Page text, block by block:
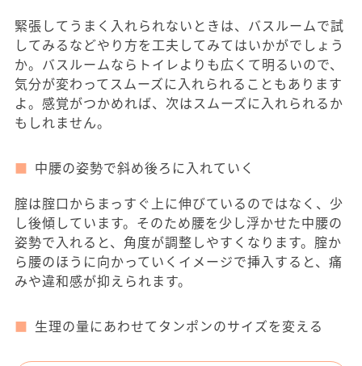
緊張してうまく入れられないときは、バスルームで試
してみるなどやり方を工夫してみてはいかがでしょう
か。バスルームならトイレよりも広くて明るいので、
気分が変わってスムーズに入れられることもあります
よ。感覚がつかめれば、次はスムーズに入れられるか
もしれません。
中腰の姿勢で斜め後ろに入れていく
腟は腟口からまっすぐ上に伸びているのではなく、少
し後傾しています。そのため腰を少し浮かせた中腰の
姿勢で入れると、角度が調整しやすくなります。腟か
ら腰のほうに向かっていくイメージで挿入すると、痛
みや違和感が抑えられます。
生理の量にあわせてタンポンのサイズを変える